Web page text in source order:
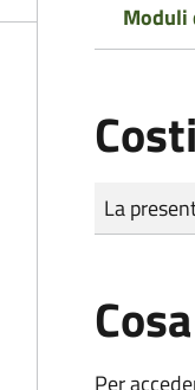
Moduli
Costi
Tipo di
Importo
La
Per